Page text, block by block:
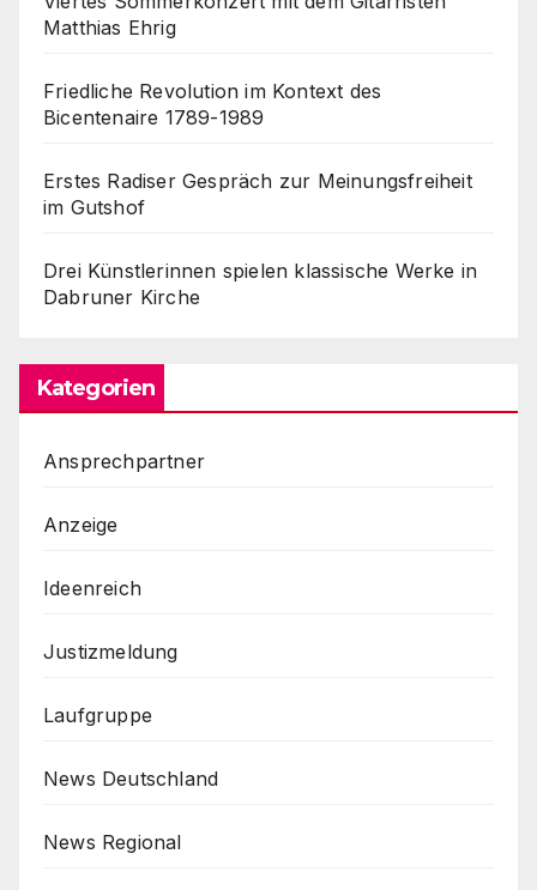
Matthias Ehrig
Friedliche Revolution im Kontext des
Bicentenaire 1789-1989
Erstes Radiser Gespräch zur Meinungsfreiheit
im Gutshof
Drei Künstlerinnen spielen klassische Werke in
Dabruner Kirche
Kategorien
Ansprechpartner
Anzeige
Ideenreich
Justizmeldung
Laufgruppe
News Deutschland
News Regional